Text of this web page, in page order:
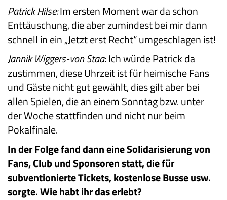
Patrick Hilse:Im ersten Moment war da schon
Enttäuschung, die aber zumindest bei mir dann
schnell in ein „Jetzt erst Recht“ umgeschlagen ist!
Jannik Wiggers-von Staa: Ich würde Patrick da
zustimmen, diese Uhrzeit ist für heimische Fans
und Gäste nicht gut gewählt, dies gilt aber bei
allen Spielen, die an einem Sonntag bzw. unter
der Woche stattfinden und nicht nur beim
Pokalfinale.
In der Folge fand dann eine Solidarisierung von
Fans, Club und Sponsoren statt, die für
subventionierte Tickets, kostenlose Busse usw.
sorgte. Wie habt ihr das erlebt?